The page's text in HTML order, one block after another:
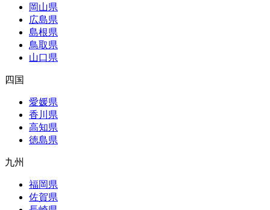
岡山県
広島県
島根県
鳥取県
山口県
四国
愛媛県
香川県
高知県
徳島県
九州
福岡県
佐賀県